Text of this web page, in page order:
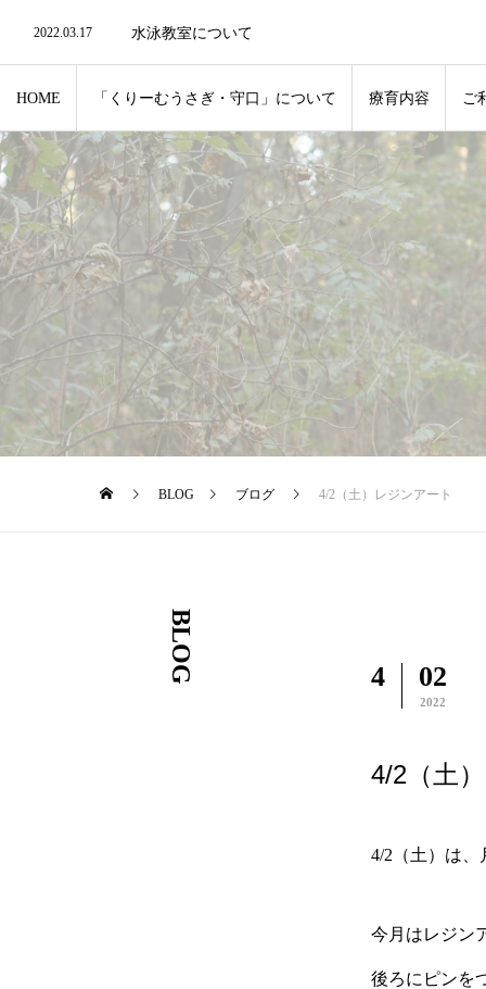
HOME 「くりーむうさぎ・守口」について 療育内容 ご
2022.03.17 4月入学新1年生について
2022.12.28 年末年始のお知らせ
BLOG ブログ 4/2（土）レジンアート
BLOG 4 02
2022
4/2（土
4/2（土）は
今月はレジン
後ろにピンを